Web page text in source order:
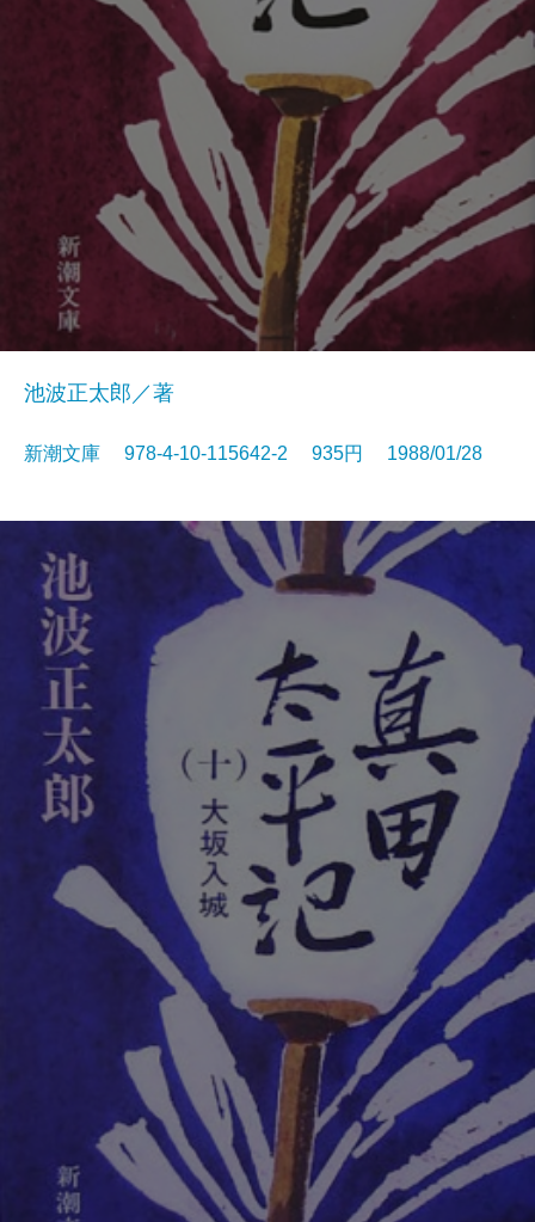
池波正太郎／著
新潮文庫 978-4-10-115642-2 935円 1988/01/28